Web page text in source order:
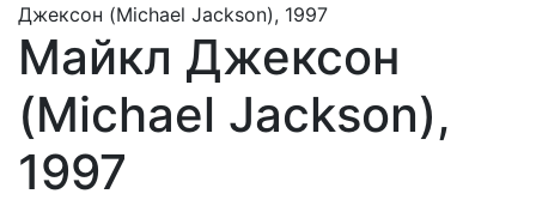
Джексон (Michael Jackson), 1997
Майкл Джексон
(Michael Jackson),
1997